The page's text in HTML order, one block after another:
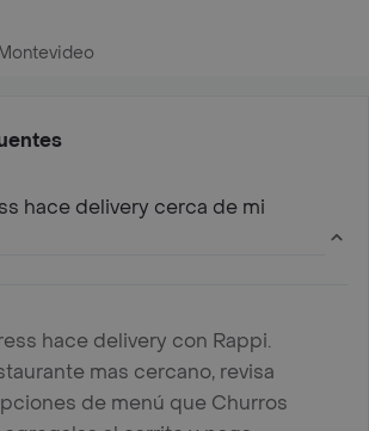
hace delivery cerca de mi
hace delivery con Rappi.
mas cercano, revisa
de menú que Churros